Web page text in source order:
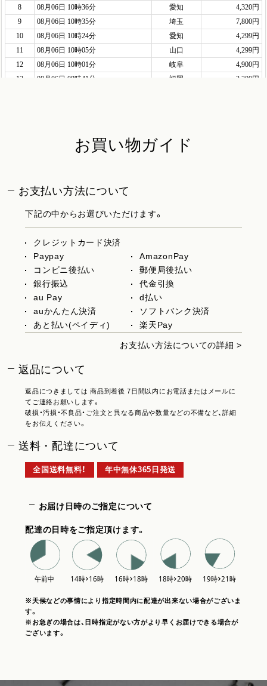
お買い物ガイド
お支払い方法について
下記の中からお選びいただけます。
クレジットカード決済
Paypay
AmazonPay
コンビニ後払い
郵便局後払い
銀行振込
代金引換
au Pay
d払い
auかんたん決済
ソフトバンク決済
あと払い(ペイディ)
楽天Pay
お支払い方法についての詳細 >
返品について
返品につきましては 商品到着後 7日間以内にお電話またはメールに
てご連絡お願いします。
破損・汚損・不良品・ご注文と異なる商品や数量などの不備など、詳細
をお伝えください。
送料・配達について
全国送料無料！ 年中無休365日発送
お届け日時のご指定について
配達の日時をご指定頂けます。
※天候などの事情により指定時間内に配達が出来ない場合がございま
す。
※お急ぎの場合は、日時指定がない方がより早くお届けできる場合が
ございます。